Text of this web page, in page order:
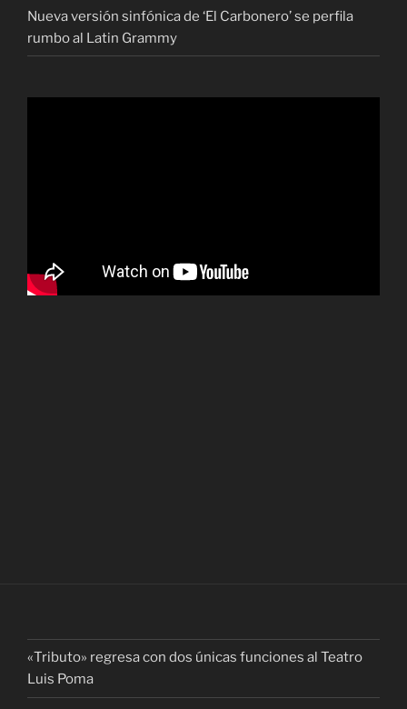
Nueva versión sinfónica de ‘El Carbonero’ se perfila
rumbo al Latin Grammy
«Tributo» regresa con dos únicas funciones al Teatro
Luis Poma